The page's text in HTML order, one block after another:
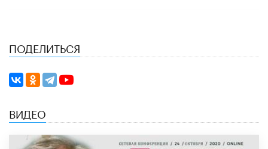
ПОДЕЛИТЬСЯ
ВИДЕО